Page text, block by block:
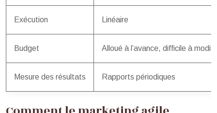
Exécution Linéaire
Budget Alloué à l’avance, difficile à
Mesure des résultats Rapports périodiques